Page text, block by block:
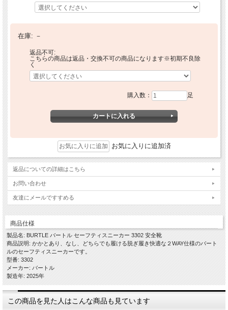
在庫: －
返品不可:
こちらの商品は返品・交換不可の商品になります※初期不良除
く
購入数： 足
お気に入りに追加済
返品についての詳細はこちら
お問い合わせ
友達にメールですすめる
商品仕様
製品名: BURTLE バートル セーフティスニーカー 3302 安全靴
商品説明: かかとあり、なし、どちらでも履ける脱ぎ履き快適な２WAY仕様のバート
ルのセーフティスニーカーです。
型番: 3302
メーカー: バートル
製造年: 2025年
この商品を見た人はこんな商品も見ています